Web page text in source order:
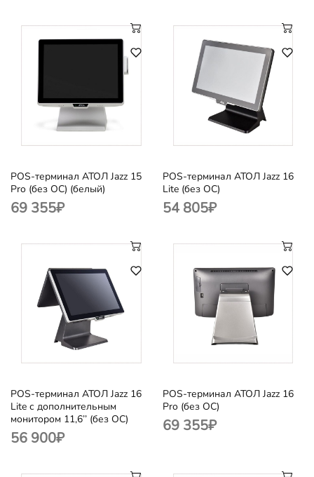
POS-терминал АТОЛ Jazz 15
Pro (без ОС) (белый)
69 355₽
POS-терминал АТОЛ Jazz 16
Lite (без ОС)
54 805₽
POS-терминал АТОЛ Jazz 16
Lite с дополнительным
монитором 11,6’’ (без ОС)
56 900₽
POS-терминал АТОЛ Jazz 16
Pro (без ОС)
69 355₽